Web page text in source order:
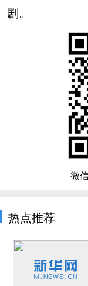
剧。
微
热点推荐